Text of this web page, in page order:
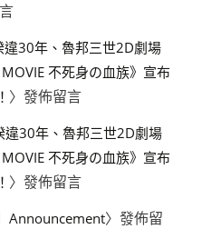
30年、魯邦三世2D劇場
不死身の血族》宣布
〉發佈留言
違30年、魯邦三世2D劇場
不死身の血族》宣布
〉發佈留言
Announcement〉發佈留